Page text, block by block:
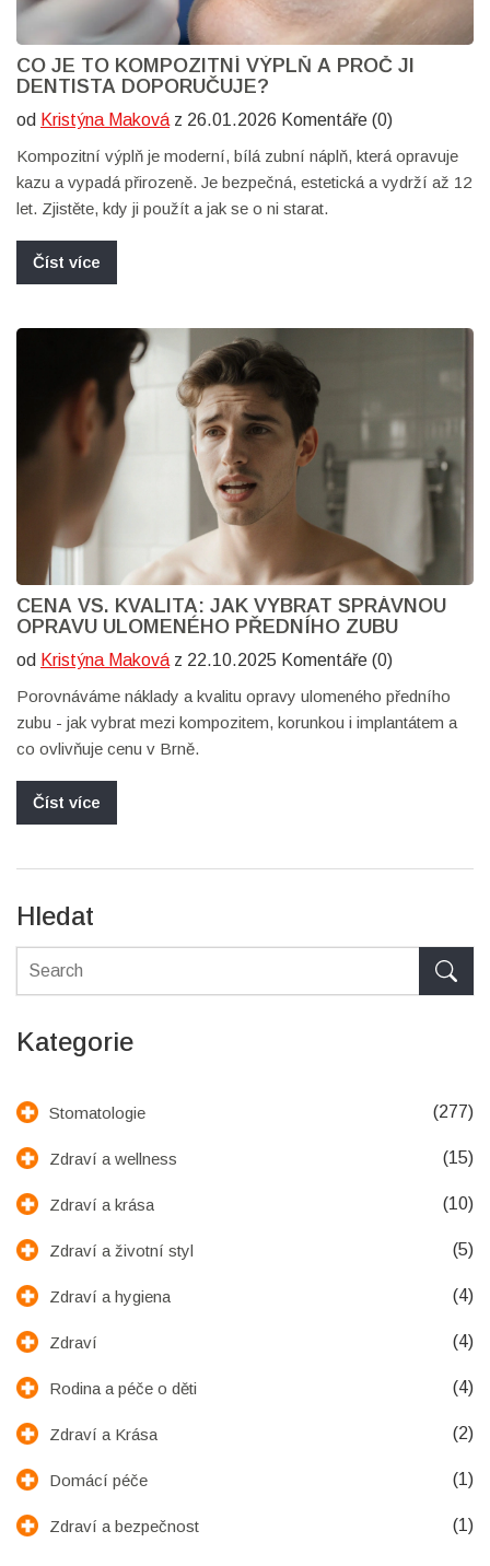
CO JE TO KOMPOZITNÍ VÝPLŇ A PROČ JI
DENTISTA DOPORUČUJE?
od Kristýna Maková z 26.01.2026 Komentáře (0)
Kompozitní výplň je moderní, bílá zubní náplň, která opravuje
kazu a vypadá přirozeně. Je bezpečná, estetická a vydrží až 12
let. Zjistěte, kdy ji použít a jak se o ni starat.
Číst více
CENA VS. KVALITA: JAK VYBRAT SPRÁVNOU
OPRAVU ULOMENÉHO PŘEDNÍHO ZUBU
od Kristýna Maková z 22.10.2025 Komentáře (0)
Porovnáváme náklady a kvalitu opravy ulomeného předního
zubu - jak vybrat mezi kompozitem, korunkou i implantátem a
co ovlivňuje cenu v Brně.
Číst více
Hledat
Kategorie
Stomatologie (277)
Zdraví a wellness (15)
Zdraví a krása (10)
Zdraví a životní styl (5)
Zdraví a hygiena (4)
Zdraví (4)
Rodina a péče o děti (4)
Zdraví a Krása (2)
Domácí péče (1)
Zdraví a bezpečnost (1)